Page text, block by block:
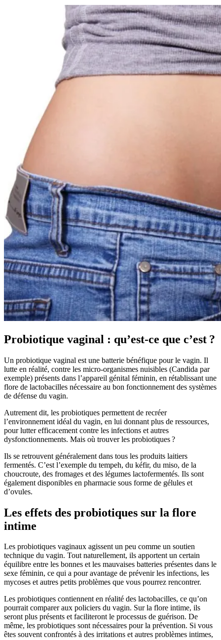
Probiotique vaginal : qu’est-ce que c’est ?
Un probiotique vaginal est une batterie bénéfique pour le vagin. Il
lutte en réalité, contre les micro-organismes nuisibles (Candida par
exemple) présents dans l’appareil génital féminin, en rétablissant une
flore de lactobacilles nécessaire au bon fonctionnement des systèmes
de défense du vagin.
Autrement dit, les probiotiques permettent de recréer
l’environnement idéal du vagin, en lui donnant plus de ressources,
pour lutter efficacement contre les infections et autres
dysfonctionnements. Mais où trouver les probiotiques ?
Ils se retrouvent généralement dans tous les produits laitiers
fermentés. C’est l’exemple du tempeh, du kéfir, du miso, de la
choucroute, des fromages et des légumes lactofermentés. Ils sont
également disponibles en pharmacie sous forme de gélules et
d’ovules.
Les effets des probiotiques sur la flore
intime
Les probiotiques vaginaux agissent un peu comme un soutien
technique du vagin. Tout naturellement, ils apportent un certain
équilibre entre les bonnes et les mauvaises batteries présentes dans le
sexe féminin, ce qui a pour avantage de prévenir les infections, les
mycoses et autres petits problèmes que vous pourrez rencontrer.
Les probiotiques contiennent en réalité des lactobacilles, ce qu’on
pourrait comparer aux policiers du vagin. Sur la flore intime, ils
seront plus présents et faciliteront le processus de guérison. De
même, les probiotiques sont nécessaires pour la prévention. Si vous
êtes souvent confrontés à des irritations et autres problèmes intimes,